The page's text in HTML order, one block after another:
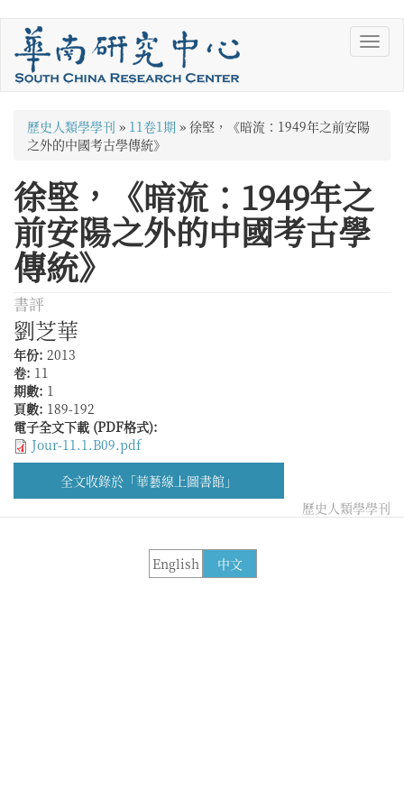
您
在
這
裡
歷史人類學學刊 » 11卷1期 » 徐堅，《暗流：1949年之前安陽
之外的中國考古學傳統》
徐堅，《暗流：1949年之
前安陽之外的中國考古學
傳統》
書評
劉芝華
年份: 2013
卷: 11
期數: 1
頁數: 189-192
電子全文下載 (PDF格式):
Jour-11.1.B09.pdf
全文收錄於「華藝線上圖書館」
歷史人類學學刊
中文
English